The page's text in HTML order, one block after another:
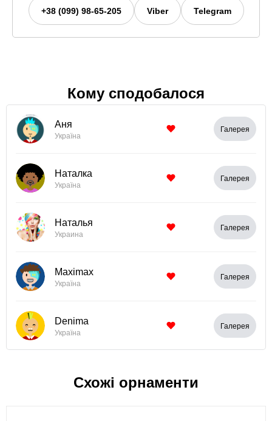
+38 (099) 98-65-205 Viber Telegram
Кому сподобалося
Аня
Україна
Галерея
Наталка
Україна
Галерея
Наталья
Украина
Галерея
Maximax
Україна
Галерея
Denima
Україна
Галерея
Схожі орнаменти